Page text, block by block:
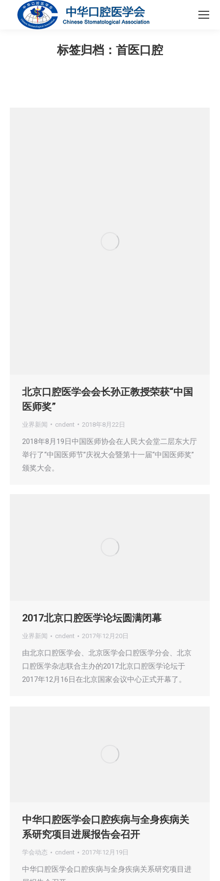
标签归档： 首医口腔
北京口腔医学会会长孙正教授荣获“中国
医师奖”
业界新闻 cndent 2018年8月22日
2018年8月19日中国医师协会在人民大会堂二层东大厅
举行了“中国医师节”庆祝大会暨第十一届“中国医师奖”
颁奖大会。
2017北京口腔医学论坛圆满闭幕
业界新闻 cndent 2017年12月20日
由北京口腔医学会、北京医学会口腔医学分会、北京
口腔医学杂志联合主办的2017北京口腔医学论坛于
2017年12月16日在北京国家会议中心正式开幕了。
中华口腔医学会口腔疾病与全身疾病关
系研究项目进展报告会召开
学会动态 cndent 2017年12月19日
中华口腔医学会口腔疾病与全身疾病关系研究项目进